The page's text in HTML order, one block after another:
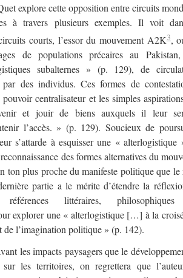
explore cette opposition entre circuits
à travers plusieurs exemples. Il voit
courts, l’essor du mouvement A2K3,
de populations précaires au
subalternes » (p. 129), de
par des individus. Ces formes de
centralisateur et les simples
et jouir de biens auxquels il leur
l’accès. » (p. 129). Soucieux de
s’attarde à esquisser une « alterlogistique
des formes alternatives du
ton plus proche du manifeste politique que le
partie a le mérite d’étendre la
littéraires,
explorer une « alterlogistique […] à la
l’imagination politique » (p. 142).
les impacts paysagers que le
les territoires, on regrettera que